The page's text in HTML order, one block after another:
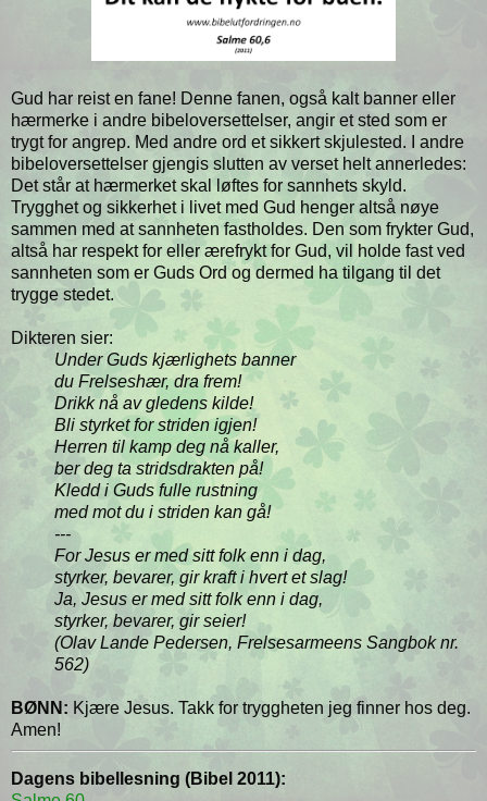
Gud har reist en fane! Denne fanen, også kalt banner eller
hærmerke i andre bibeloversettelser, angir et sted som er
trygt for angrep. Med andre ord et sikkert skjulested. I andre
bibeloversettelser gjengis slutten av verset helt annerledes:
Det står at hærmerket skal løftes for sannhets skyld.
Trygghet og sikkerhet i livet med Gud henger altså nøye
sammen med at sannheten fastholdes. Den som frykter Gud,
altså har respekt for eller ærefrykt for Gud, vil holde fast ved
sannheten som er Guds Ord og dermed ha tilgang til det
trygge stedet.
Dikteren sier:
Under Guds kjærlighets banner
du Frelseshær, dra frem!
Drikk nå av gledens kilde!
Bli styrket for striden igjen!
Herren til kamp deg nå kaller,
ber deg ta stridsdrakten på!
Kledd i Guds fulle rustning
med mot du i striden kan gå!
---
For Jesus er med sitt folk enn i dag,
styrker, bevarer, gir kraft i hvert et slag!
Ja, Jesus er med sitt folk enn i dag,
styrker, bevarer, gir seier!
(Olav Lande Pedersen, Frelsesarmeens Sangbok nr.
562)
BØNN: Kjære Jesus. Takk for tryggheten jeg finner hos deg.
Amen!
Dagens bibellesning (Bibel 2011):